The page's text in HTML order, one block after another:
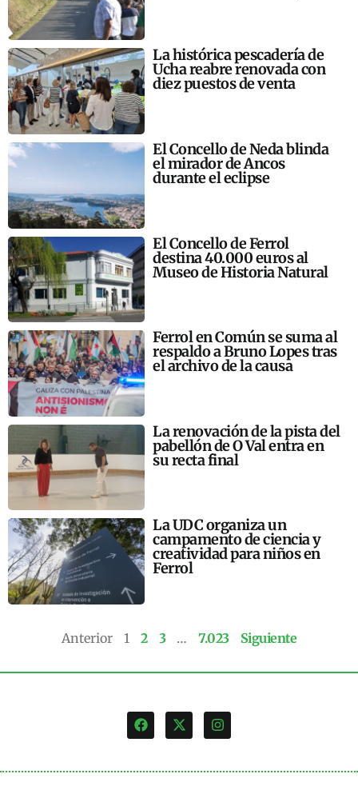
La histórica pescadería de
Ucha reabre renovada con
diez puestos de venta
El Concello de Neda blinda
el mirador de Ancos
durante el eclipse
El Concello de Ferrol
destina 40.000 euros al
Museo de Historia Natural
Ferrol en Común se suma al
respaldo a Bruno Lopes tras
el archivo de la causa
La renovación de la pista del
pabellón de O Val entra en
su recta final
La UDC organiza un
campamento de ciencia y
creatividad para niños en
Ferrol
Anterior 1 2 3 … 7.023 Siguiente